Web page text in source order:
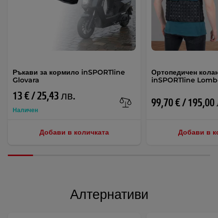
Ръкави за кормило inSPORTline
Glovara
13 € / 25,43 лв.
Наличен
Добави в количката
Ортопедичен
inSPORTline
99,70 € /
Добави в
Алтернативи